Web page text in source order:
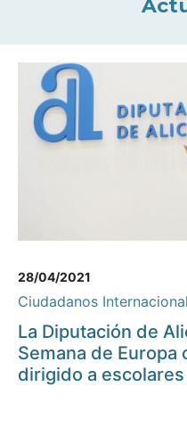
28/04/2021
Ciudadanos
La Diputación de
Semana de Europa
dirigido a